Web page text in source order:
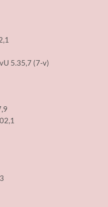
5.35,7 (7-v)